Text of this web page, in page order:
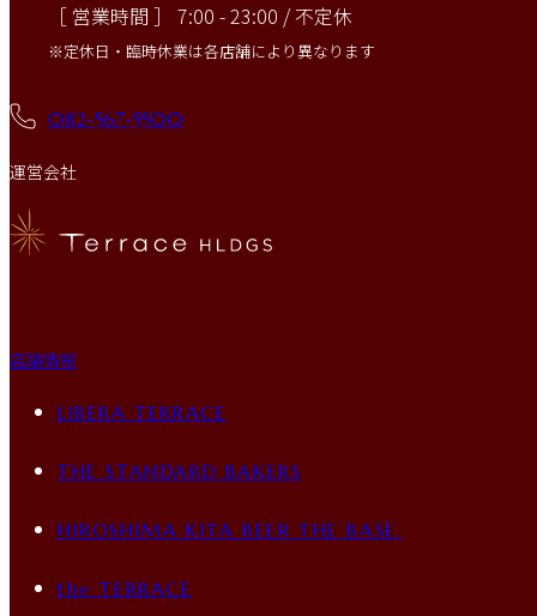
［ 営業時間 ］ 7:00 - 23:00 / 不定休
※定休日・臨時休業は各店舗により異なります
082-567-5500
運営会社
店舗情報
LIBERA TERRACE
THE STANDARD BAKERS
HIROSHIMA KITA BEER THE BASE.
the TERRACE